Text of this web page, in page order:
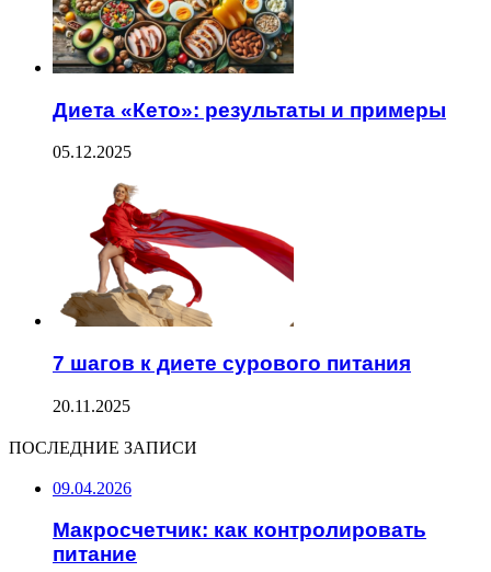
Диета «Кето»: результаты и примеры
05.12.2025
7 шагов к диете сурового питания
20.11.2025
ПОСЛЕДНИЕ ЗАПИСИ
09.04.2026
Макросчетчик: как контролировать
питание